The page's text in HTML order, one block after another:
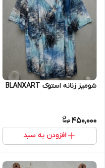
شومیز زنانه استوک BLANXART
450,000
افزودن به سبد